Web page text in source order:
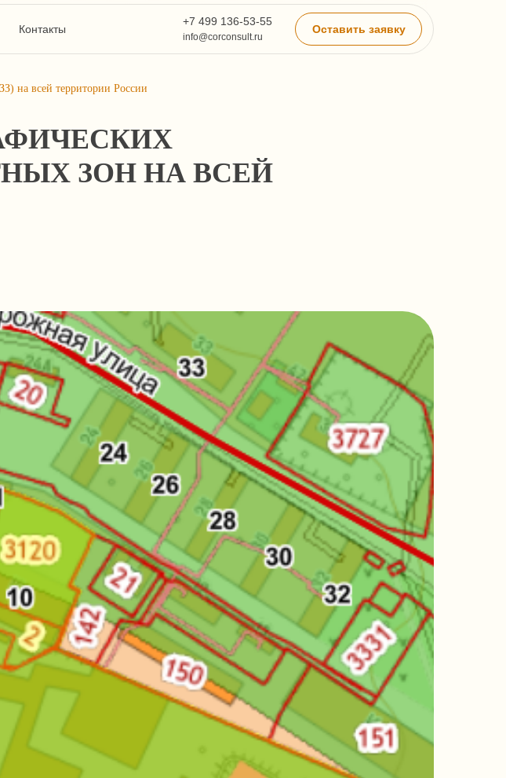
+7 499 136-53-55
Оставить заявку
Контакты
info@corconsult.ru
на всей территории России
ЗОН НА ВСЕЙ